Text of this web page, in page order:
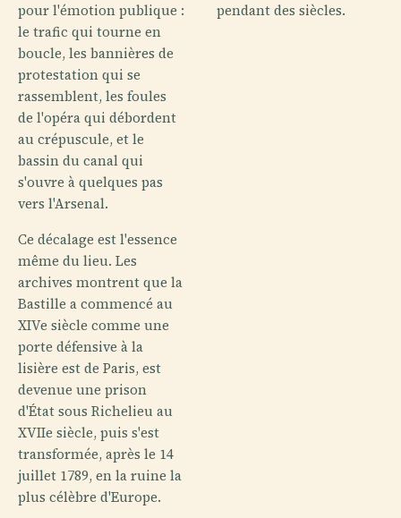
pour l'émotion publique :
le trafic qui tourne en
boucle, les bannières de
protestation qui se
rassemblent, les foules
de l'opéra qui débordent
au crépuscule, et le
bassin du canal qui
s'ouvre à quelques pas
vers l'Arsenal.
Ce décalage est l'essence
même du lieu. Les
archives montrent que la
Bastille a commencé au
XIVe siècle comme une
porte défensive à la
lisière est de Paris, est
devenue une prison
d'État sous Richelieu au
XVIIe siècle, puis s'est
transformée, après le 14
juillet 1789, en la ruine la
plus célèbre d'Europe.
pendant des siècles.